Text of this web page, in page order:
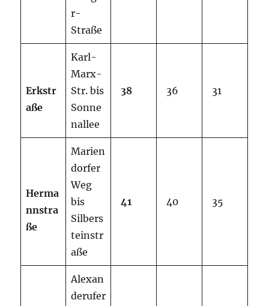
r-
Straße
Erkstr
aße
Karl-
Marx-
Str. bis
Sonne
nallee
38 36 31
Herma
nnstra
ße
Marien
dorfer
Weg
bis
Silbers
teinstr
aße
41 40 35
Alexan
derufer